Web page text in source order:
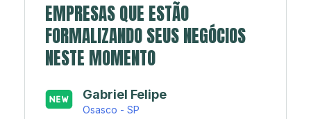
EMPRESAS QUE ESTÃO
FORMALIZANDO SEUS NEGÓCIOS
NESTE MOMENTO
Japa’s açaí e sorveteria
Rio de Janeiro - RJ